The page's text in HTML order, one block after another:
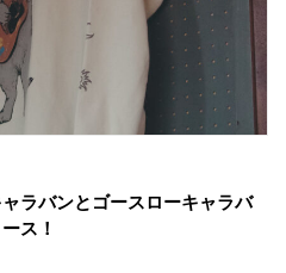
ラバンとゴースローキャラバ
ス！